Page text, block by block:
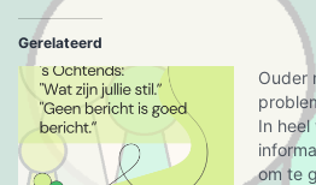
Gerelateerd
Ouder
In heel
om te